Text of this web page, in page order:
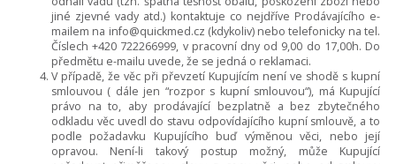
jiné zjevné vady atd.) kontaktuje co nejdříve Prodávajícího e-
mailem na info@quickmed.cz (kdykoliv) nebo telefonicky na tel.
Číslech +420 722266999, v pracovní dny od 9,00 do 17,00h. Do
předmětu e-mailu uvede, že se jedná o reklamaci.
V případě, že věc při převzetí Kupujícím není ve shodě s kupní
smlouvou ( dále jen “rozpor s kupní smlouvou“), má Kupující
právo na to, aby prodávající bezplatně a bez zbytečného
odkladu věc uvedl do stavu odpovídajícího kupní smlouvě, a to
podle požadavku Kupujícího buď výměnou věci, nebo její
opravou. Není-li takový postup možný, může Kupující